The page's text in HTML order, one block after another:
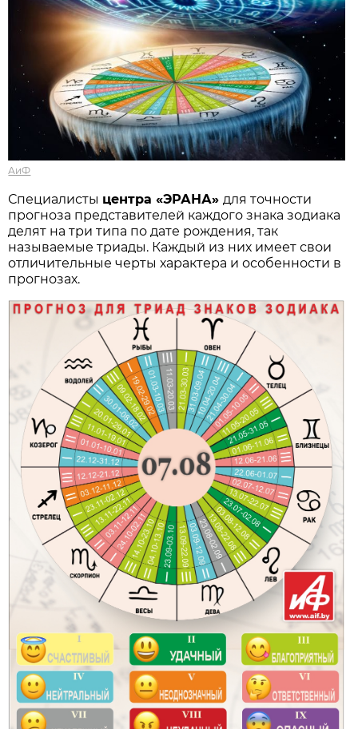
АиФ
Специалисты центра «ЭРАНА»для точности
прогноза представителей каждого знака зодиака
делят на три типа по дате рождения, так
называемые триады. Каждый из них имеет свои
отличительные черты характера и особенности в
прогнозах.